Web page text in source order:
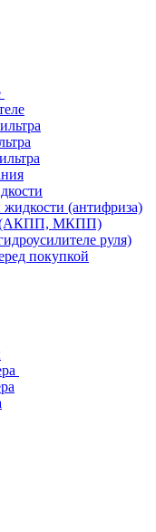
(антифриза)
(АКПП, МКПП)
руля)
покупкой